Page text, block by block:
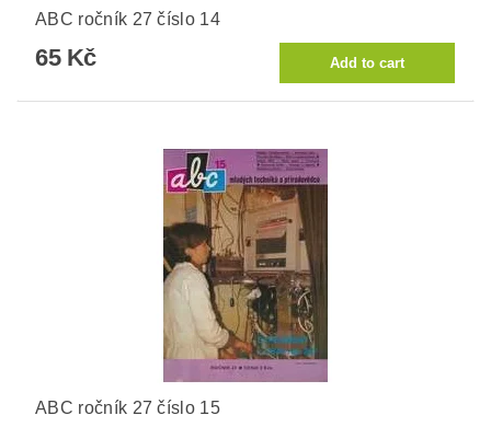
ABC ročník 27 číslo 14
65 Kč
ABC ročník 27 číslo 15